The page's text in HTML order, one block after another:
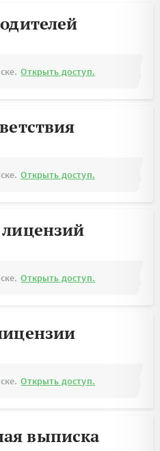
Открыть доступ.
Открыть доступ.
Открыть доступ.
Открыть доступ.
выписка